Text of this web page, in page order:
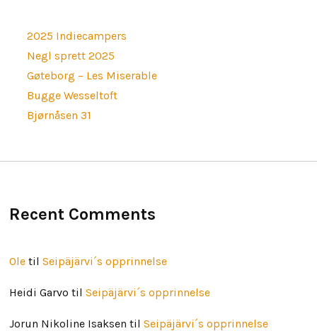
2025 Indiecampers
Negl sprett 2025
Gøteborg – Les Miserable
Bugge Wesseltoft
Bjørnåsen 31
Recent Comments
Oletil Seipäjärvi´s opprinnelse
Heidi Garvo til Seipäjärvi´s opprinnelse
Jorun Nikoline Isaksen til Seipäjärvi´s opprinnelse